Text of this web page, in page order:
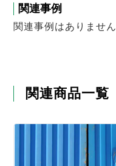
関連事例
関連事例はありません
関連商品一覧